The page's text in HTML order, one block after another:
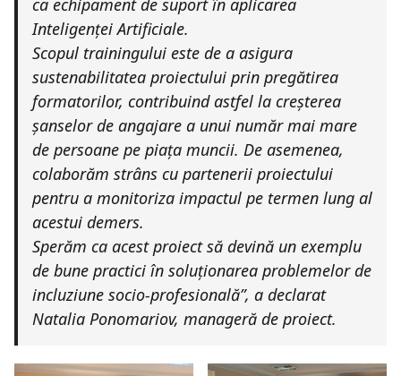
ca echipament de suport în aplicarea
Inteligenței Artificiale.
Scopul trainingului este de a asigura
sustenabilitatea proiectului prin pregătirea
formatorilor, contribuind astfel la creșterea
șanselor de angajare a unui număr mai mare
de persoane pe piața muncii. De asemenea,
colaborăm strâns cu partenerii proiectului
pentru a monitoriza impactul pe termen lung al
acestui demers.
Sperăm ca acest proiect să devină un exemplu
de bune practici în soluționarea problemelor de
incluziune socio-profesională”, a declarat
Natalia Ponomariov, manageră de proiect.